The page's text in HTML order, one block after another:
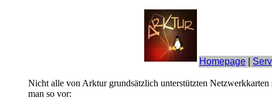
Homepage
Nicht alle von Arktur grundsätzlich unterstützten
man so vor: